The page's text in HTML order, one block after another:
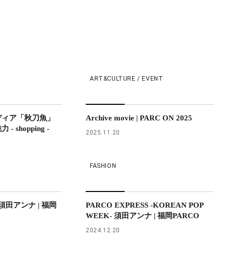
ア「秋刀魚」
- shopping -
ART&CULTURE / EVENT
Archive movie | PARC ON 2025
2025.11.20
田アンナ | 福岡
FASHION
PARCO EXPRESS -KOREAN POP
WEEK- 須田アンナ | 福岡PARCO
2024.12.20